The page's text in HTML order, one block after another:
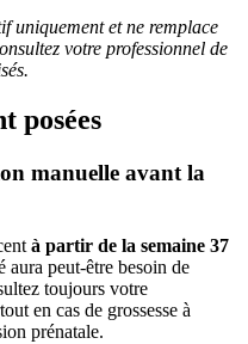
uniquement et ne remplace
votre professionnel de
posées
manuelle avant la
à partir de la semaine 37
peut-être besoin de
toujours votre
en cas de grossesse à
prénatale.